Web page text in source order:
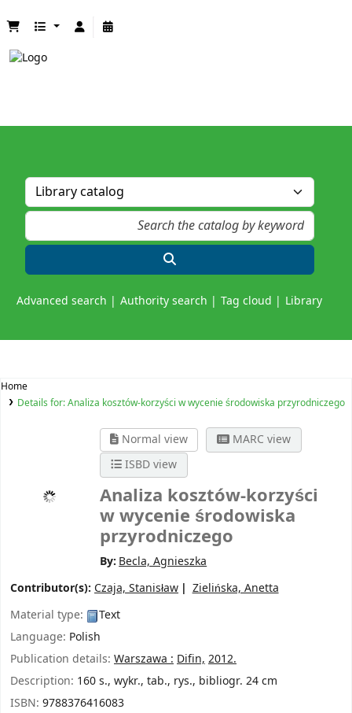
Advanced search Authority search Tag cloud Library
Home
Details for:Analiza kosztów-korzyści w wycenie środowiska przyrodniczego
Normal view
MARC view
ISBD view
Analiza kosztów-korzyści
w wycenie środowiska
przyrodniczego
By: Becla, Agnieszka
Contributor(s): Czaja, Stanisław
Zielińska, Anetta
Material type:
Text
Language: Polish
Publication details: Warszawa :Difin,2012.
Description: 160 s., wykr., tab., rys., bibliogr. 24 cm
ISBN: 9788376416083